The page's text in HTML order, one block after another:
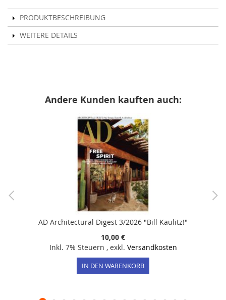
PRODUKTBESCHREIBUNG
WEITERE DETAILS
Andere Kunden kauften auch:
AD Architectural Digest 3/2026 "Bill Kaulitz!"
10,00 €
Inkl. 7% Steuern , exkl. Versandkosten
IN DEN WARENKORB